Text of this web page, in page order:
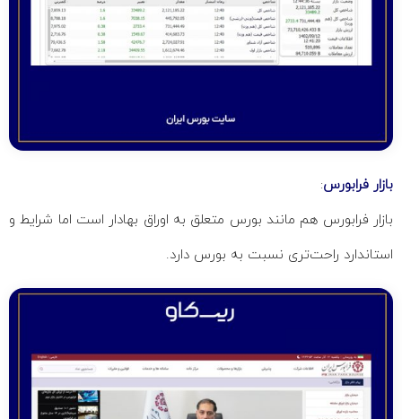
بازار فرابورس:
بازار فرابورس هم مانند بورس متعلق به اوراق بهادار است اما شرایط و
استاندارد راحت‌تری نسبت به بورس دارد.